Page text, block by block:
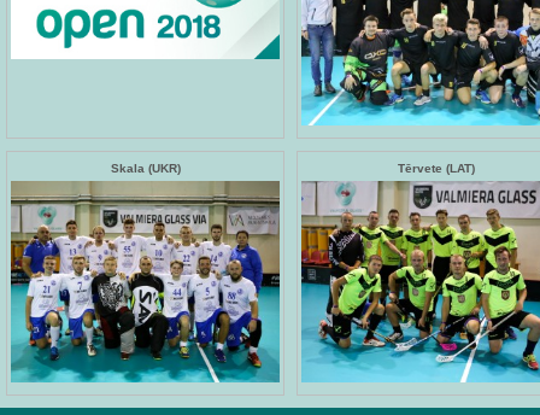
Skala (UKR) Tērvete (LAT)